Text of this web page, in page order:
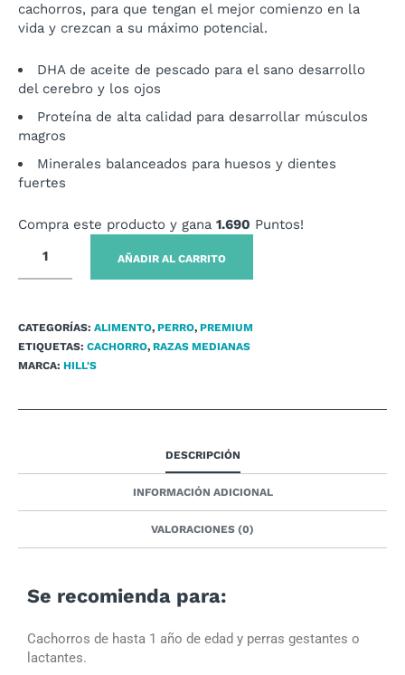
cachorros, para que tengan el mejor comienzo en la
vida y crezcan a su máximo potencial.
DHA de aceite de pescado para el sano desarrollo
del cerebro y los ojos
Proteína de alta calidad para desarrollar músculos
magros
Minerales balanceados para huesos y dientes
fuertes
Compra este producto y gana 1.690 Puntos!
AÑADIR AL CARRITO
CATEGORÍAS: ALIMENTO, PERRO, PREMIUM
ETIQUETAS: CACHORRO, RAZAS MEDIANAS
MARCA: HILL'S
DESCRIPCIÓN
INFORMACIÓN ADICIONAL
VALORACIONES (0)
Se recomienda para:
Cachorros de hasta 1 año de edad y perras gestantes o
lactantes.